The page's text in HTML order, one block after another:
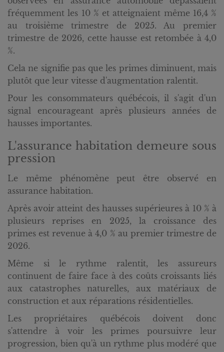
fréquemment les 10 % et atteignaient même 16,4 %
au troisième trimestre de 2025. Au premier
trimestre de 2026, cette hausse est retombée à 4,0
%.
Cela ne signifie pas que les primes diminuent, mais
plutôt que leur vitesse d'augmentation ralentit.
Pour les consommateurs québécois, il s'agit d'un
signal encourageant après plusieurs années de
hausses importantes.
L'assurance habitation demeure sous
pression
Le même phénomène peut être observé en
assurance habitation.
Après avoir atteint des hausses supérieures à 10 % à
plusieurs reprises en 2025, la croissance des
primes est revenue à 4,0 % au premier trimestre de
2026.
Même si le rythme ralentit, les assureurs
continuent de faire face à des coûts croissants liés
aux catastrophes naturelles, aux matériaux de
construction et aux réparations résidentielles.
Les propriétaires québécois doivent donc
s'attendre à voir les primes poursuivre leur
progression, bien qu'à un rythme plus modéré que